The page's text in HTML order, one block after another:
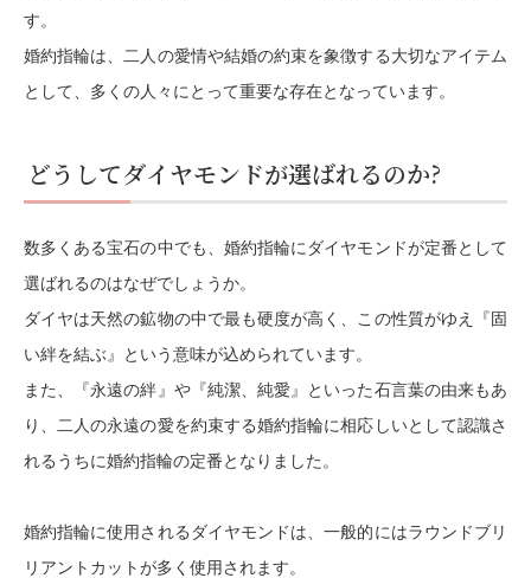
す。
婚約指輪は、二人の愛情や結婚の約束を象徴する大切なアイテム
として、多くの人々にとって重要な存在となっています。
どうしてダイヤモンドが選ばれるのか?
数多くある宝石の中でも、婚約指輪にダイヤモンドが定番として
選ばれるのはなぜでしょうか。
ダイヤは天然の鉱物の中で最も硬度が高く、この性質がゆえ『固
い絆を結ぶ』という意味が込められています。
また、『永遠の絆』や『純潔、純愛』といった石言葉の由来もあ
り、二人の永遠の愛を約束する婚約指輪に相応しいとして認識さ
れるうちに婚約指輪の定番となりました。
婚約指輪に使用されるダイヤモンドは、一般的にはラウンドブリ
リアントカットが多く使用されます。